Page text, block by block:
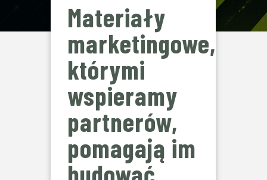
Materiały
marketingowe,
którymi
wspieramy
partnerów,
pomagają im
budować